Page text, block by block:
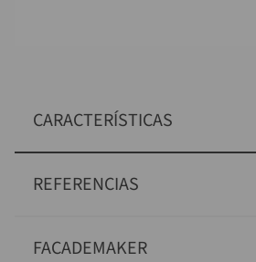
CARACTERÍSTICAS
REFERENCIAS
FACADEMAKER